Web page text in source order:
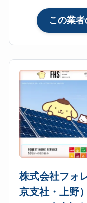
この業
株式会社フォ
京支社・上野